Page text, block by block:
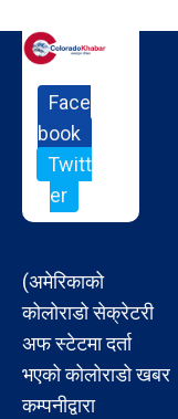
Face
book
Twitt
er
(अमेरिकाको
कोलोराडो सेक्रेटरी
अफ स्टेटमा दर्ता
भएको कोलोराडो खबर
कम्पनीद्वारा